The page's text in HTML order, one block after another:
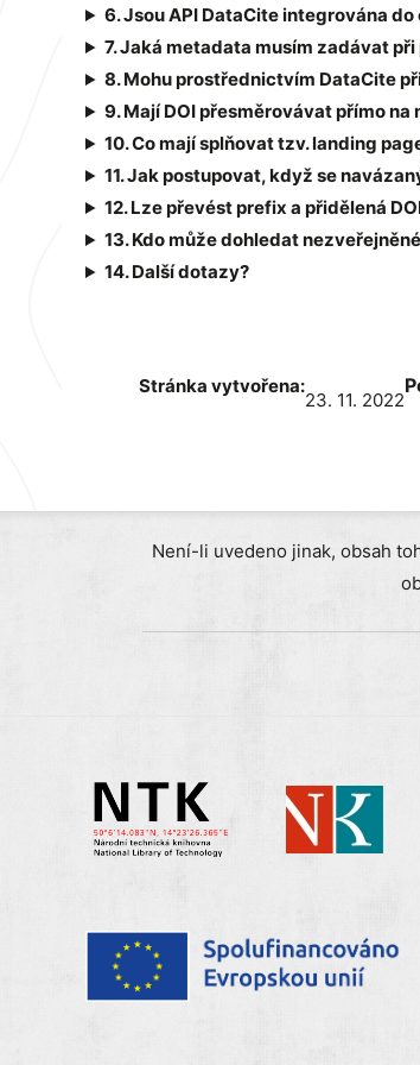
6. Jsou API DataCite integrována
7. Jaká metadata musím zadávat
8. Mohu prostřednictvím DataCite
9. Mají DOI přesměrovávat přímo
10. Co mají splňovat tzv. landing
11. Jak postupovat, když se
12. Lze převést prefix a přidělená
13. Kdo může dohledat
14. Další dotazy?
Stránka vytvořena:
23. 11. 2022
Není-li uvedeno jinak, obsah